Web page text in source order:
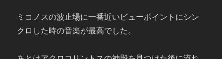
ミコノスの波止場に一番近いビューポイントにシン
クロした時の音楽が最高でした。